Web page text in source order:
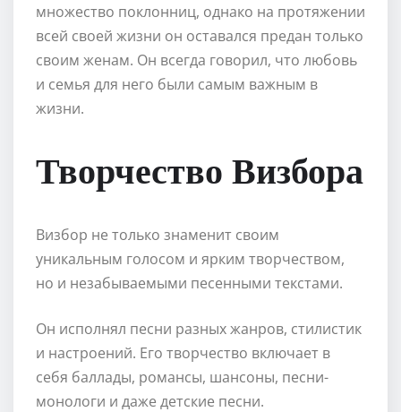
множество поклонниц, однако на протяжении
всей своей жизни он оставался предан только
своим женам. Он всегда говорил, что любовь
и семья для него были самым важным в
жизни.
Творчество Визбора
Визбор не только знаменит своим
уникальным голосом и ярким творчеством,
но и незабываемыми песенными текстами.
Он исполнял песни разных жанров, стилистик
и настроений. Его творчество включает в
себя баллады, романсы, шансоны, песни-
монологи и даже детские песни.